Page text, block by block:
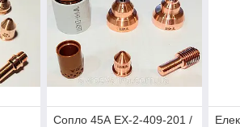
Сопло 45А EX-2-409-201 /